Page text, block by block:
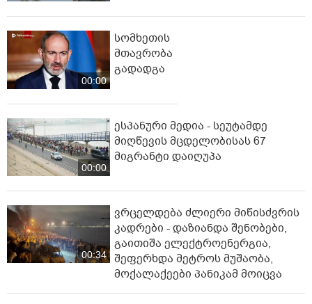
00:00
სომხეთის
მთავრობა
გადადგა
00:00
ესპანური მედია - სეუტამდე
მიღწევის მცდელობისას 67
მიგრანტი დაიღუპა
00:34
ვრცელდება ძლიერი მიწისძვრის
კადრები - დაზიანდა შენობები,
გაითიშა ელექტროენერგია,
შეფერხდა მეტროს მუშაობა,
მოქალაქეები პანიკამ მოიცვა